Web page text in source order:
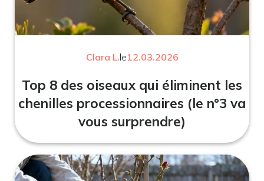
Clara L.le12.03.2026
Top 8 des oiseaux qui éliminent les
chenilles processionnaires (le n°3 va
vous surprendre)